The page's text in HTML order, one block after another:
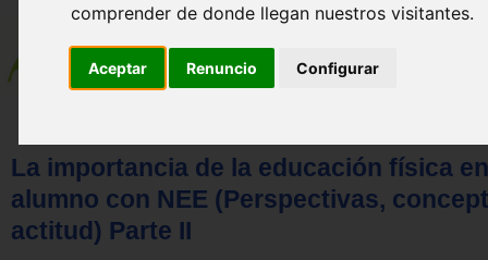
comprender de donde llegan nuestros visitantes.
Aceptar Renuncio Configurar
La importancia de la educación física
alumno con NEE (Perspectivas,
actitud) Parte II